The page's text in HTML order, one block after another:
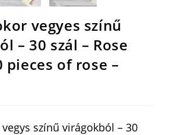
vegyes színű
– 30 szál – Rose
pieces of rose –
színű virágokból – 30